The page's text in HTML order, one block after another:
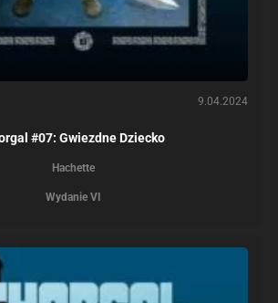
9.04.2024
#07: Gwiezdne Dziecko
Hachette
Wydanie VI